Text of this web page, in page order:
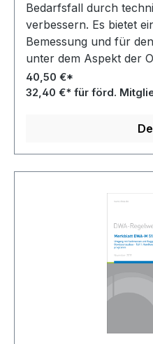
Bedarfsfall durch
verbessern. Es bietet
Bemessung und für
unter dem Aspekt der
zur Verbesserung der
Talsperrenzuflüsse.
40,50 €*
32,40 €* für förd.